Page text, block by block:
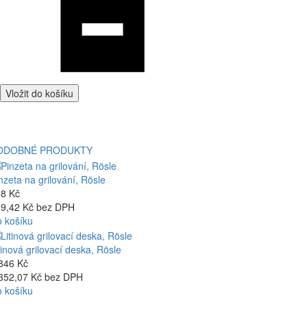
Vložit do košíku
PRODUKTY
na grilování, Rösle
Kč
Kč bez DPH
košíku
grilovací deska, Rösle
Kč
Kč bez DPH
košíku